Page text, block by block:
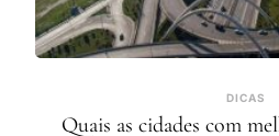
DICAS
Quais as cidades com